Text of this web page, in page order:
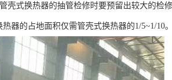
壳式换热器的抽管检修时要预留出较大的检
器的占地面积仅需管壳式换热器的1/5~1/10。